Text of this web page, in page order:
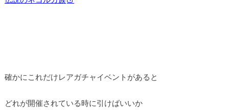
確かにこれだけレアガチャイベントがあると
どれが開催されている時に引けばいいか